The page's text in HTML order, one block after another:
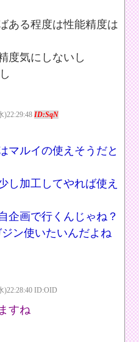
ある程度は性能精度は
度気にしないし
)22:29:48 ID:SqN
マルイの使えそうだと
し加工してやれば使え
企画で行くんじゃね？
ン使いたいんだよね
)22:28:40 ID:OID
すね